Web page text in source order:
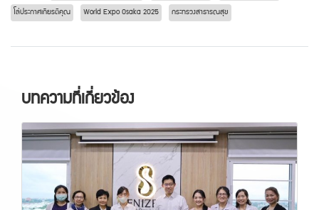
โล่ประกาศเกียรติคุณ World Expo Osaka 2025 กระทรวงสาธารณสุข
บทความที่เกี่ยวข้อง